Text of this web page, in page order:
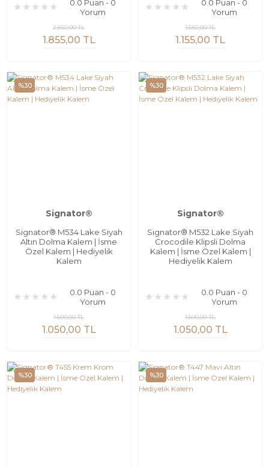
0.0 Puan - 0
Yorum
1.855,00 TL
2.650,00 TL
0.0 Puan - 0
Yorum
1.155,00 TL
1.650,00 TL
%30
Signator®
Signator® M534 Lake Siyah
Altın Dolma Kalem | İsme
Özel Kalem | Hediyelik
Kalem
0.0 Puan - 0
Yorum
1.050,00 TL
1.500,00 TL
%30
Signator®
Signator® M532 Lake Siyah
Crocodile Klipsli Dolma
Kalem | İsme Özel Kalem |
Hediyelik Kalem
0.0 Puan - 0
Yorum
1.050,00 TL
1.500,00 TL
%30 %30